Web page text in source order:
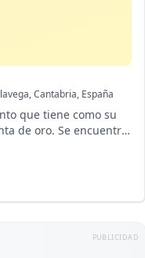
Cantabria, España
que tiene como su
de oro. Se encuentra
a cada visitante.
de oro y plata.
PUBLICIDAD